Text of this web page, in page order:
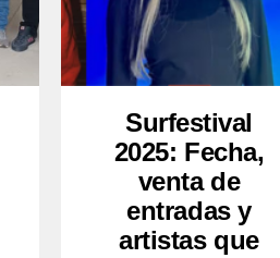
Surfestival
2025: Fecha,
venta de
entradas y
artistas que